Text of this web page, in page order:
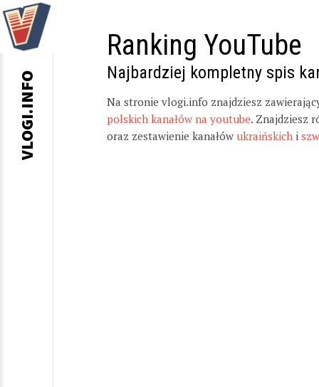
Ranking YouTube
Najbardziej kompletny spis
Na stronie vlogi.info znajdziesz
polskich kanałów na youtube. Znajdziesz
oraz zestawienie kanałów ukraińskich i
VLOGI.INFO